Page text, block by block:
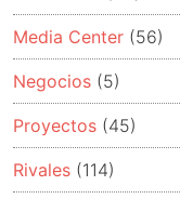
Media Center (56)
Negocios (5)
Proyectos (45)
Rivales (114)